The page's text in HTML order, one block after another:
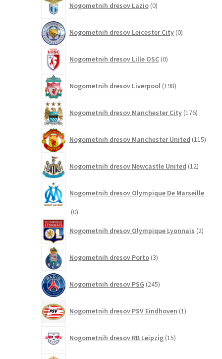
Nogometnih dresov Lazio 0izdelkov
Nogometnih dresov Leicester City 0izdelkov
Nogometnih dresov Lille OSC 0izdelkov
Nogometnih dresov Liverpool 198izdelkov
Nogometnih dresov Manchester City 176izdelkov
Nogometnih dresov Manchester United 115
Nogometnih dresov Newcastle United 12izdelkov
Nogometnih dresov Olympique De Marseille
00
Nogometnih dresov Olympique Lyonnais 2izdelka
Nogometnih dresov Porto 3izdelki
Nogometnih dresov PSG 245izdelkov
Nogometnih dresov PSV Eindhoven 1izdelek
Nogometnih dresov RB Leipzig 15izdelkov